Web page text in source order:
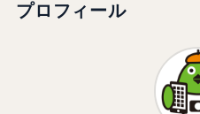
プロフィール